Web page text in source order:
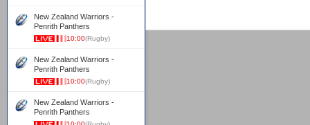
New Zealand Warriors -
Penrith Panthers
10:00(Rugby)
New Zealand Warriors -
Penrith Panthers
10:00(Rugby)
New Zealand Warriors -
Penrith Panthers